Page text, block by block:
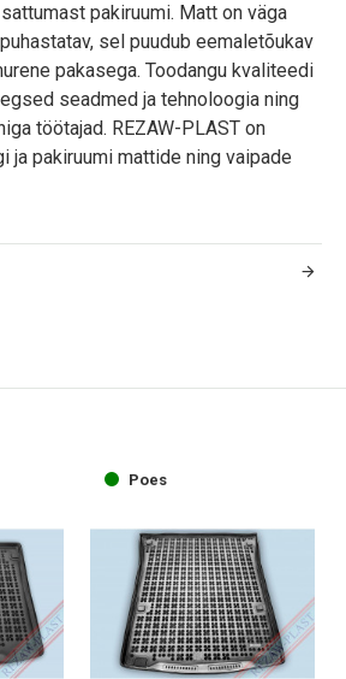
pakiruumi. Matt on väga
sel puudub eemaletõukav
pakasega. Toodangu kvaliteedi
seadmed ja tehnoloogia ning
töötajad. REZAW-PLAST on
ja pakiruumi mattide ning vaipade
Poes